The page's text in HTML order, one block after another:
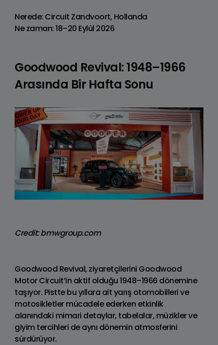
Nerede: Circuit Zandvoort, Hollanda
Ne zaman: 18–20 Eylül 2026
Goodwood Revival: 1948–1966
Arasında Bir Hafta Sonu
Credit: bmwgroup.com
Goodwood Revival, ziyaretçilerini Goodwood
Motor Circuit’in aktif olduğu 1948–1966 dönemine
taşıyor. Pistte bu yıllara ait yarış otomobilleri ve
motosikletler mücadele ederken etkinlik
alanındaki mimari detaylar, tabelalar, müzikler ve
giyim tercihleri de aynı dönemin atmosferini
sürdürüyor.